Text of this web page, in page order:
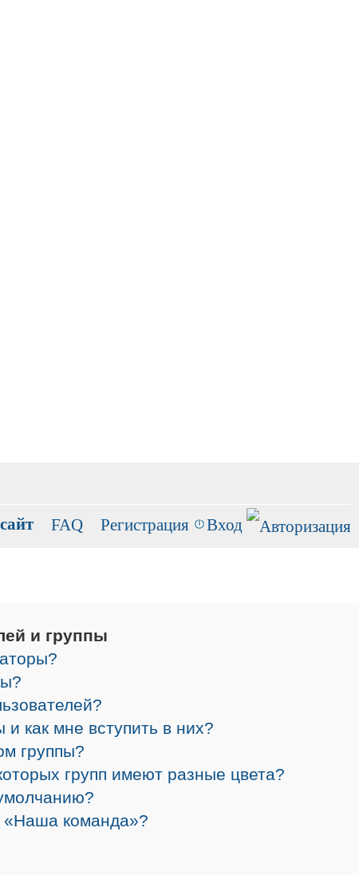
FAQ Регистрация Вход
и группы
и как мне вступить в них?
группы?
групп имеют разные цвета?
«Наша команда»?